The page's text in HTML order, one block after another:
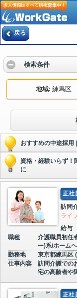
戻る
検索条件
地域 練馬区
おすすめの中途採
資格・経験いらず
に
正社
訪問
ライ
給与
職種
介護職員初任
ー)系/ホーム
勤務地
東京都練馬区
仕事内容
訪問介護での
宅の高齢者や
正社